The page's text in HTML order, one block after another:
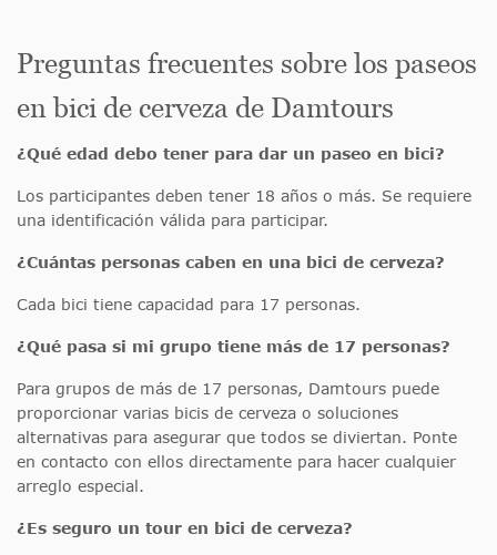
Preguntas frecuentes sobre los paseos
en bici de cerveza de Damtours
¿Qué edad debo tener para dar un paseo en bici?
Los participantes deben tener 18 años o más. Se requiere
una identificación válida para participar.
¿Cuántas personas caben en una bici de cerveza?
Cada bici tiene capacidad para 17 personas.
¿Qué pasa si mi grupo tiene más de 17 personas?
Para grupos de más de 17 personas, Damtours puede
proporcionar varias bicis de cerveza o soluciones
alternativas para asegurar que todos se diviertan. Ponte
en contacto con ellos directamente para hacer cualquier
arreglo especial.
¿Es seguro un tour en bici de cerveza?